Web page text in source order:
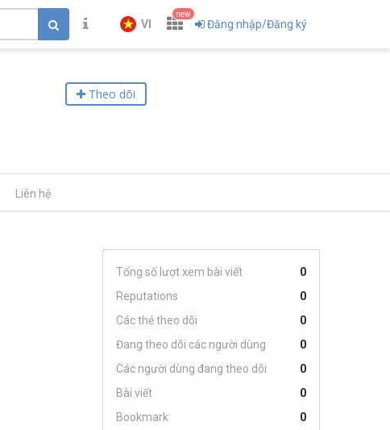
VI
new
Đăng nhập/Đăng ký
Theo dõi
Liên hệ
Tổng số lượt xem bài viết
0
Reputations
0
Các thẻ theo dõi
0
Đang theo dõi các người dùng
0
Các người dùng đang theo dõi
0
Bài viết
0
Bookmark
0